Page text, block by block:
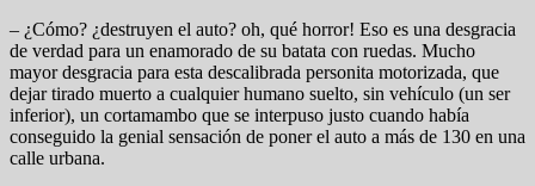
– ¿Cómo? ¿destruyen el auto? oh, qué horror! Eso es una desgracia
de verdad para un enamorado de su batata con ruedas. Mucho
mayor desgracia para esta descalibrada personita motorizada, que
dejar tirado muerto a cualquier humano suelto, sin vehículo (un ser
inferior), un cortamambo que se interpuso justo cuando había
conseguido la genial sensación de poner el auto a más de 130 en una
calle urbana.